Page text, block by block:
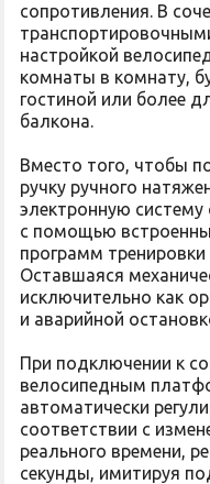
сопротивления. В
настройкой
комнаты в комнату,
гостиной или более
балкона.
Вместо того, чтобы
ручку ручного
электронную
с помощью
программ
Оставшаяся
исключительно как
и аварийной
При подключении к
велосипедным
автоматически
соответствии с
реального времени,
секунды, имитируя